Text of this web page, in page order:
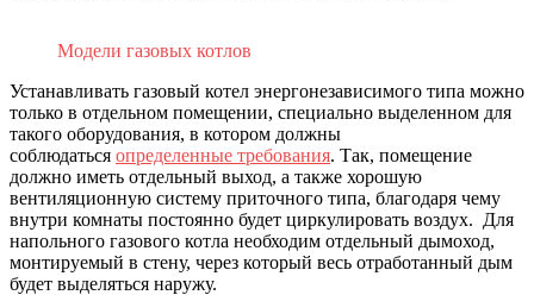
Модели газовых котлов
Устанавливать газовый котел энергонезависимого типа можно
только в отдельном помещении, специально выделенном для
такого оборудования, в котором должны
соблюдаться определенные требования. Так, помещение
должно иметь отдельный выход, а также хорошую
вентиляционную систему приточного типа, благодаря чему
внутри комнаты постоянно будет циркулировать воздух. Для
напольного газового котла необходим отдельный дымоход,
монтируемый в стену, через который весь отработанный дым
будет выделяться наружу.